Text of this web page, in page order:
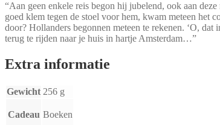
“Aan geen enkele reis begon hij jubelend, ook aan
goed klem tegen de stoel voor hem, kwam meteen het
door? Hollanders begonnen meteen te rekenen. ‘O,
terug te rijden naar je huis in hartje Amsterdam…”
Extra informatie
Gewicht 256 g
Cadeau Boeken